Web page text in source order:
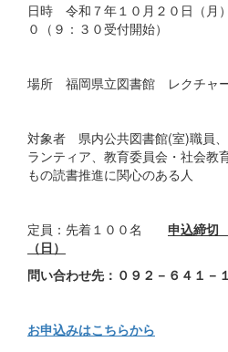
日時 令和７年１０月２０日（月
０（９：３０受付開始）
場所 福岡県立図書館 レクチャー
対象者 県内公共図書館(室)職員
ランティア、教育委員会・社会教
もの読書推進に関心のある人
定員：先着１００名 申込締切
（日）
問い合わせ先：０９２－６４１－
お申込みはこちらから